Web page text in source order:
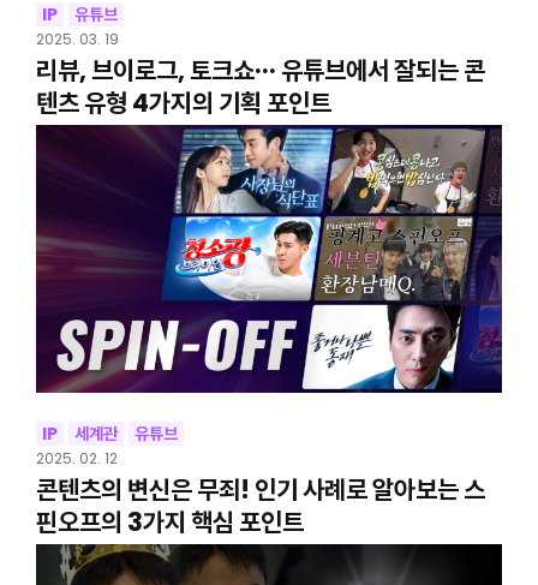
IP 유튜브
2025. 03. 19
리뷰, 브이로그, 토크쇼··· 유튜브에서 잘되는 콘
텐츠 유형 4가지의 기획 포인트
IP 세계관 유튜브
2025. 02. 12
콘텐츠의 변신은 무죄! 인기 사례로 알아보는 스
핀오프의 3가지 핵심 포인트